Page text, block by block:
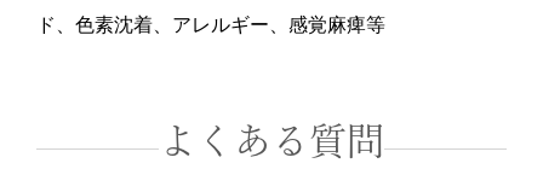
ド、色素沈着、アレルギー、感覚麻痺等
よくある質問